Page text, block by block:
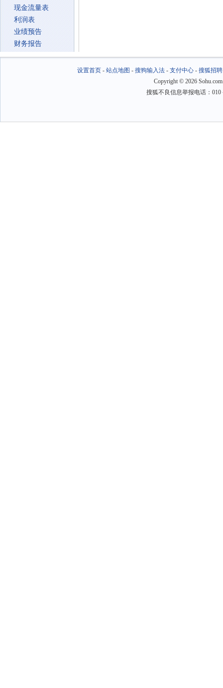
现金流量表
利润表
业绩预告
财务报告
设置首页- 站点地图 - 搜狗输入法- 支付中心- 搜狐招聘
Copyright © 2026
搜狐不良信息举报电话：010